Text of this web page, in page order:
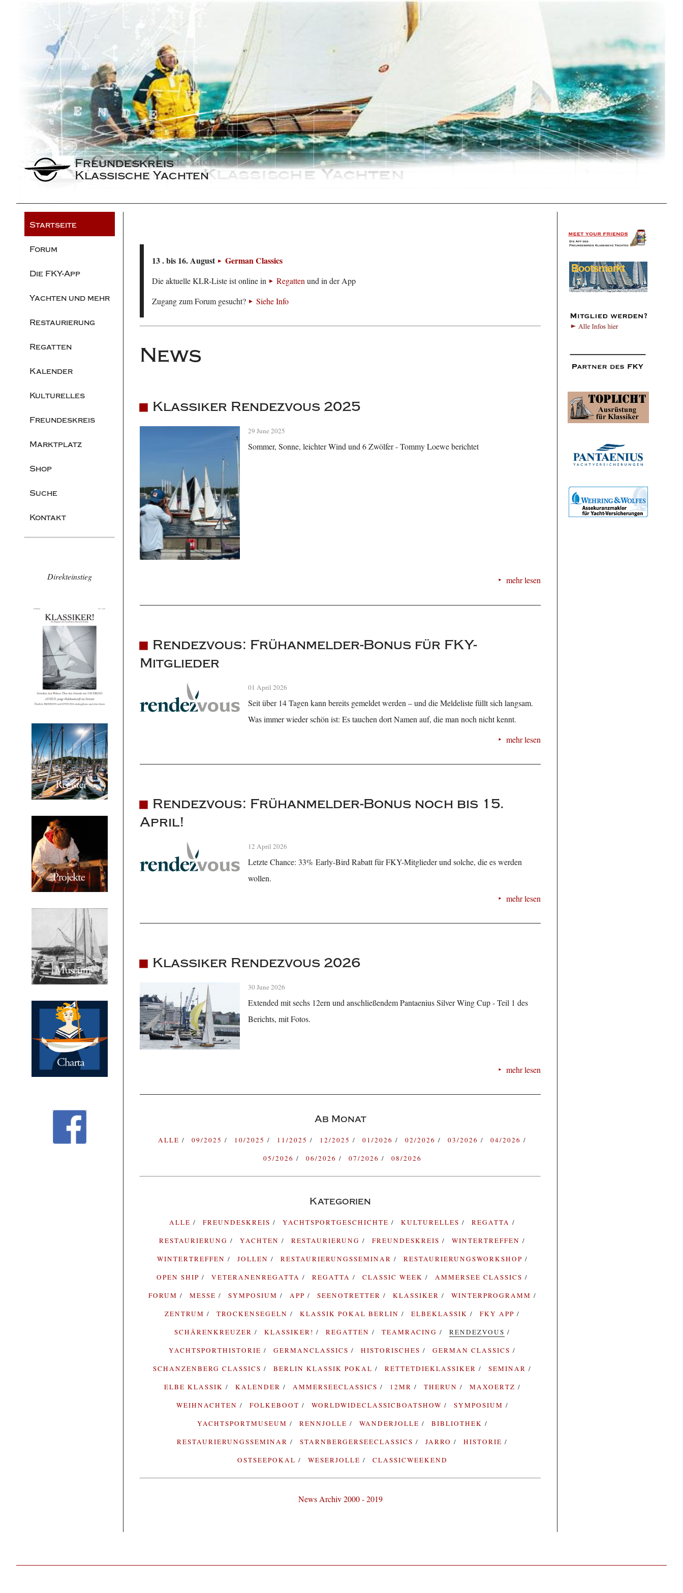
Freundeskreis
Klassische Yachten
Startseite
Forum
Die FKY-App
Yachten und mehr
Restaurierung
Regatten
Kalender
Kulturelles
Freundeskreis
Marktplatz
Shop
Suche
Kontakt
Direkteinstieg
13 . bis 16. August German Classics
Die aktuelle KLR-Liste ist online in Regattenund in der App
Zugang zum Forum gesucht?
Siehe Info
News
Klassiker Rendezvous 2025
29 June 2025
Sommer, Sonne, leichter Wind und 6 Zwölfer - Tommy Loewe berichtet
mehr lesen
Rendezvous: Frühanmelder-Bonus für FKY-
Mitglieder
01 April 2026
Seit über 14 Tagen kann bereits gemeldet werden – und die Meldeliste füllt sich langsam.
Was immer wieder schön ist: Es tauchen dort Namen auf, die man noch nicht kennt.
mehr lesen
Rendezvous: Frühanmelder-Bonus noch bis 15.
April!
12 April 2026
Letzte Chance: 33% Early-Bird Rabatt für FKY-Mitglieder und solche, die es werden
wollen.
mehr lesen
Klassiker Rendezvous 2026
30 June 2026
Extended mit sechs 12ern und anschließendem Pantaenius Silver Wing Cup - Teil 1 des
Berichts, mit Fotos.
mehr lesen
Ab Monat
ALLE 09/2025 10/2025 11/2025 12/2025 01/2026 02/2026 03/2026
04/2026
05/2026
06/2026 07/2026 08/2026
Kategorien
ALLE FREUNDESKREIS YACHTSPORTGESCHICHTE KULTURELLES
REGATTA
RESTAURIERUNG
YACHTEN RESTAURIERUNG FREUNDESKREIS
WINTERTREFFEN
WINTERTREFFEN
JOLLEN RESTAURIERUNGSSEMINAR
RESTAURIERUNGSWORKSHOP
OPEN SHIP
VETERANENREGATTA REGATTA CLASSIC WEEK
AMMERSEE CLASSICS
FORUM
MESSE SYMPOSIUM APP SEENOTRETTER KLASSIKER
WINTERPROGRAMM
ZENTRUM
TROCKENSEGELN KLASSIK POKAL BERLIN ELBEKLASSIK
FKY APP
SCHÄRENKREUZER
KLASSIKER! REGATTEN TEAMRACING
RENDEZVOUS
YACHTSPORTHISTORIE
GERMANCLASSICS HISTORISCHES
GERMAN CLASSICS
SCHANZENBERG CLASSICS
BERLIN KLASSIK POKAL RETTETDIEKLASSIKER
SEMINAR
ELBE KLASSIK
KALENDER AMMERSEECLASSICS 12MR THERUN
MAXOERTZ
WEIHNACHTEN
FOLKEBOOT WORLDWIDECLASSICBOATSHOW
SYMPOSIUM
YACHTSPORTMUSEUM
RENNJOLLE WANDERJOLLE
BIBLIOTHEK
RESTAURIERUNGSSEMINAR
STARNBERGERSEECLASSICS JARRO
HISTORIE
OSTSEEPOKAL
WESERJOLLE CLASSICWEEKEND
News Archiv 2000 - 2019